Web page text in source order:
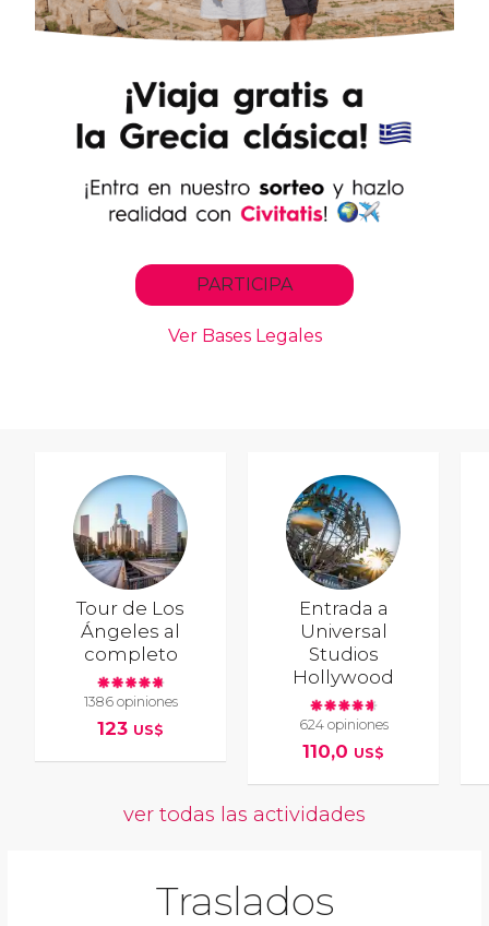
Tour de Los
Ángeles al
completo
1386 opiniones
123 US$
Entrada a
Universal
Studios
Hollywood
624 opiniones
110,0 US$
ver todas las actividades
Traslados